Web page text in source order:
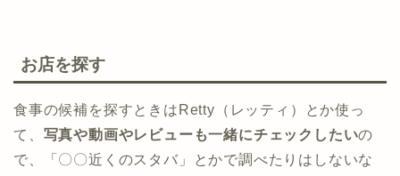
お店を探す
食事の候補を探すときはRetty（レッティ）とか使っ
て、 写真や動画やレビューも一緒にチェックしたいの
で、「〇〇近くのスタバ」とかで調べたりはしないな